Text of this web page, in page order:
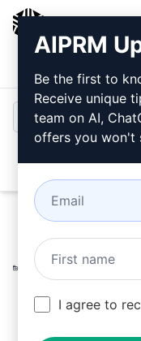
Home / Ayudas AI
Management Prompts
AIPRM
Be the first to
Receive unique
team on AI,
offers you won't
I agree to